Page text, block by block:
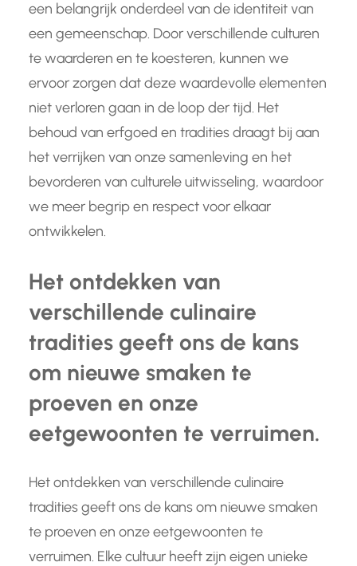
een belangrijk onderdeel van de identiteit van
een gemeenschap. Door verschillende culturen
te waarderen en te koesteren, kunnen we
ervoor zorgen dat deze waardevolle elementen
niet verloren gaan in de loop der tijd. Het
behoud van erfgoed en tradities draagt bij aan
het verrijken van onze samenleving en het
bevorderen van culturele uitwisseling, waardoor
we meer begrip en respect voor elkaar
ontwikkelen.
Het ontdekken van
verschillende culinaire
tradities geeft ons de kans
om nieuwe smaken te
proeven en onze
eetgewoonten te verruimen.
Het ontdekken van verschillende culinaire
tradities geeft ons de kans om nieuwe smaken
te proeven en onze eetgewoonten te
verruimen. Elke cultuur heeft zijn eigen unieke